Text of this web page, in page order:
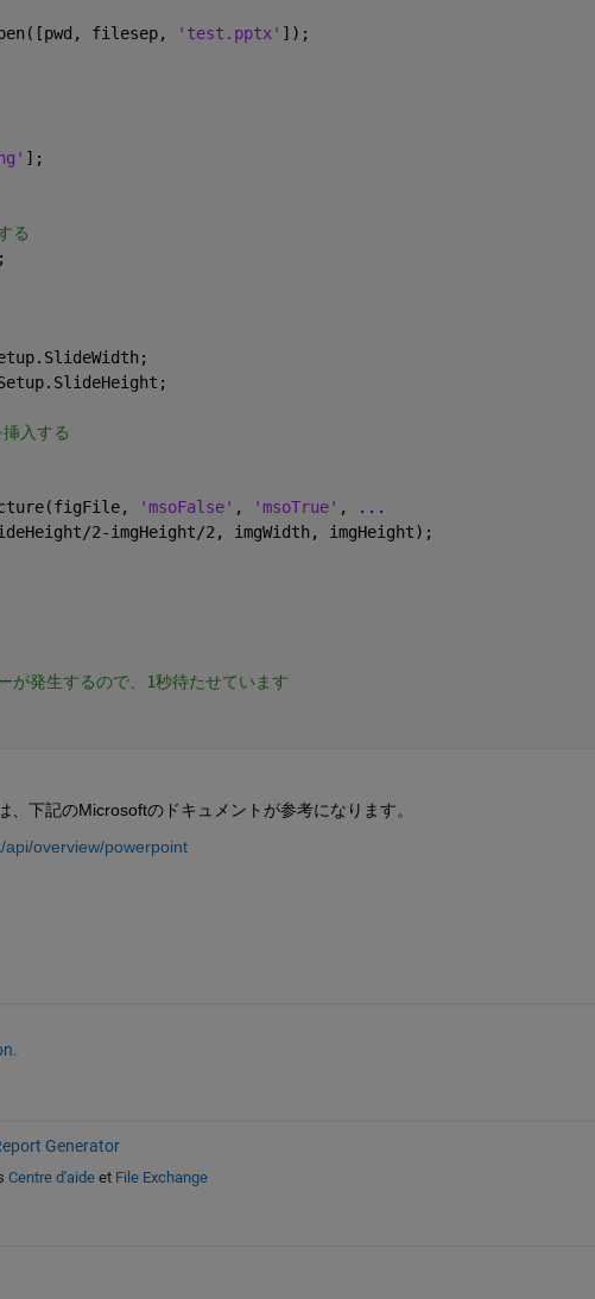
filesep,
'test.pptx' ]);
];
る
入する
'msoFalse' , 'msoTrue' ,
...
2-imgHeight/2, imgWidth, imgHeight);
が発生するので、1秒待たせています
、下記のMicrosoftのドキュメントが参考になります。
overview/powerpoint
Generator
Centre d'aideet File Exchange